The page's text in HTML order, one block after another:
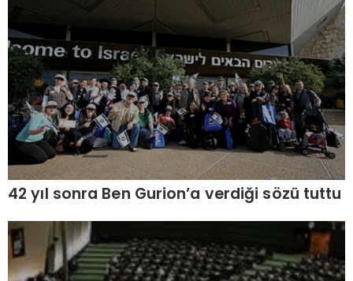
42 yıl sonra Ben Gurion’a verdiği sözü tuttu